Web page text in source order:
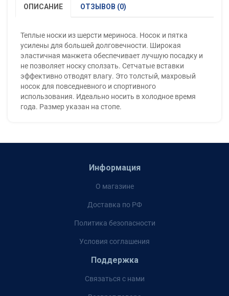
ОПИСАНИЕ ОТЗЫВОВ (0)
Теплые носки из шерсти мериноса. Носок и пятка
усилены для большей долговечности. Широкая
эластичная манжета обеспечивает лучшую посадку и
не позволяет носку сползать. Сетчатые вставки
эффективно отводят влагу. Это толстый, махровый
носок для повседневного и спортивного
использования. Идеально носить в холодное время
года. Размер указан на стопе.
Информация
О магазине
Доставка по РФ
Политика безопасности
Условия соглашения
Поддержка
Связаться с нами